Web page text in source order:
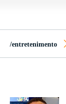
/entretenimento